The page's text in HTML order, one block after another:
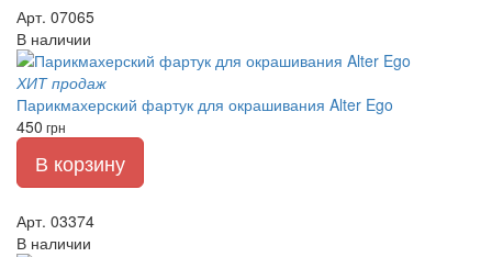
Арт. 07065
В наличии
ХИТ продаж
Парикмахерский фартук для окрашивания Alter Ego
450 грн
В корзину
Арт. 03374
В наличии